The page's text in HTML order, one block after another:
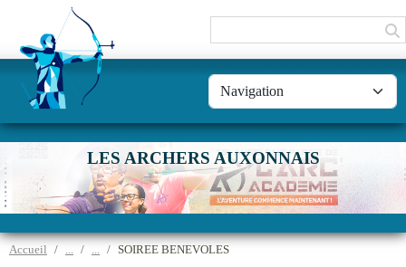
LES ARCHERS AUXONNAIS
Accueil SOIREE BENEVOLES
Panneau de gestion des cookies